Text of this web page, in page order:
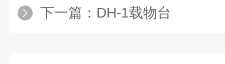
下一篇： DH-1载物台